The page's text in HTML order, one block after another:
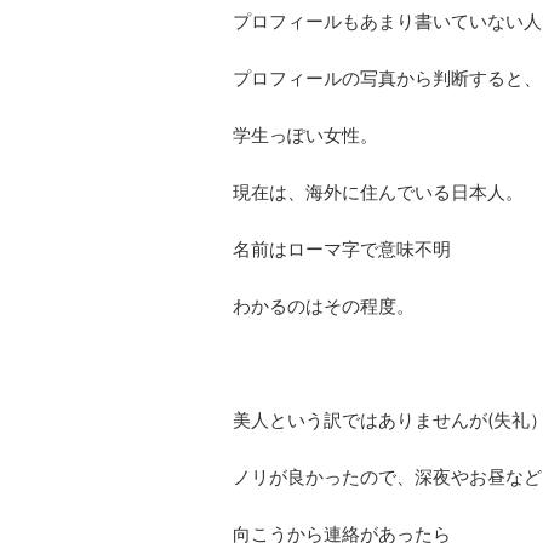
プロフィールもあまり書いていない
プロフィールの写真から判断すると、
学生っぽい女性。
現在は、海外に住んでいる日本人。
名前はローマ字で意味不明
わかるのはその程度。
美人という訳ではありませんが(失礼
ノリが良かったので、深夜やお昼など
向こうから連絡があったら